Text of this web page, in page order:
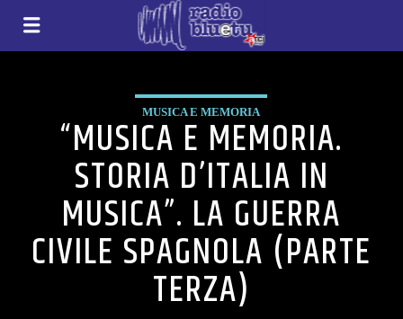
MUSICA E MEMORIA
“MUSICA E MEMORIA.
STORIA D’ITALIA IN
MUSICA”. LA GUERRA
CIVILE SPAGNOLA (PARTE
TERZA)